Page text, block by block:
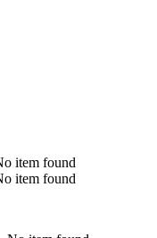
item found
item found